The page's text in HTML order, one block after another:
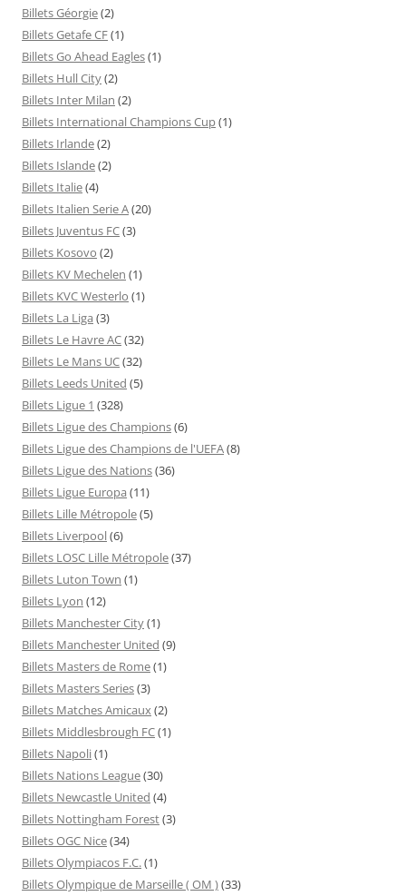
Billets Géorgie(2)
Billets Getafe CF(1)
Billets Go Ahead Eagles(1)
Billets Hull City(2)
Billets Inter Milan (2)
Billets International Champions Cup(1)
Billets Irlande(2)
Billets Islande(2)
Billets Italie(4)
Billets Italien Serie A(20)
Billets Juventus FC(3)
Billets Kosovo (2)
Billets KV Mechelen (1)
Billets KVC Westerlo (1)
Billets La Liga (3)
Billets Le Havre AC(32)
Billets Le Mans UC(32)
Billets Leeds United (5)
Billets Ligue 1 (328)
Billets Ligue des Champions(6)
Billets Ligue des Champions de l'UEFA(8)
Billets Ligue des Nations(36)
Billets Ligue Europa (11)
Billets Lille Métropole(5)
Billets Liverpool(6)
Billets LOSC Lille Métropole(37)
Billets Luton Town (1)
Billets Lyon (12)
Billets Manchester City(1)
Billets Manchester United (9)
Billets Masters de Rome(1)
Billets Masters Series(3)
Billets Matches Amicaux(2)
Billets Middlesbrough FC(1)
Billets Napoli(1)
Billets Nations League(30)
Billets Newcastle United (4)
Billets Nottingham Forest(3)
Billets OGC Nice(34)
Billets Olympiacos F.C.(1)
Billets Olympique de Marseille ( OM )(33)